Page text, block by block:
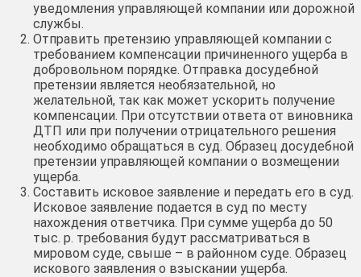
уведомления управляющей компании или дорожной
службы.
Отправить претензию управляющей компании с
требованием компенсации причиненного ущерба в
добровольном порядке. Отправка досудебной
претензии является необязательной, но
желательной, так как может ускорить получение
компенсации. При отсутствии ответа от виновника
ДТП или при получении отрицательного решения
необходимо обращаться в суд. Образец досудебной
претензии управляющей компании о возмещении
ущерба.
Составить исковое заявление и передать его в суд.
Исковое заявление подается в суд по месту
нахождения ответчика. При сумме ущерба до 50
тыс. р. требования будут рассматриваться в
мировом суде, свыше – в районном суде. Образец
искового заявления о взыскании ущерба.